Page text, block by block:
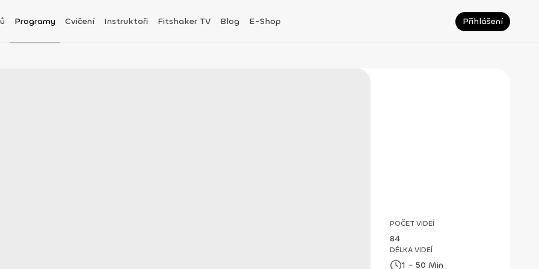
Programy Cvičení Instruktoři Fitshaker TV Blog E-Shop Přihlášení
POČET VIDEÍ
84
DÉLKA VIDEÍ
1 - 50 Min